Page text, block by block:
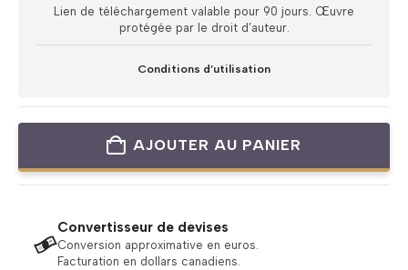
Lien de téléchargement valable pour 90 jours. Œuvre
protégée par le droit d’auteur.
Conditions d’utilisation
AJOUTER AU PANIER
Convertisseur de devises
Conversion approximative en euros.
Facturation en dollars canadiens.